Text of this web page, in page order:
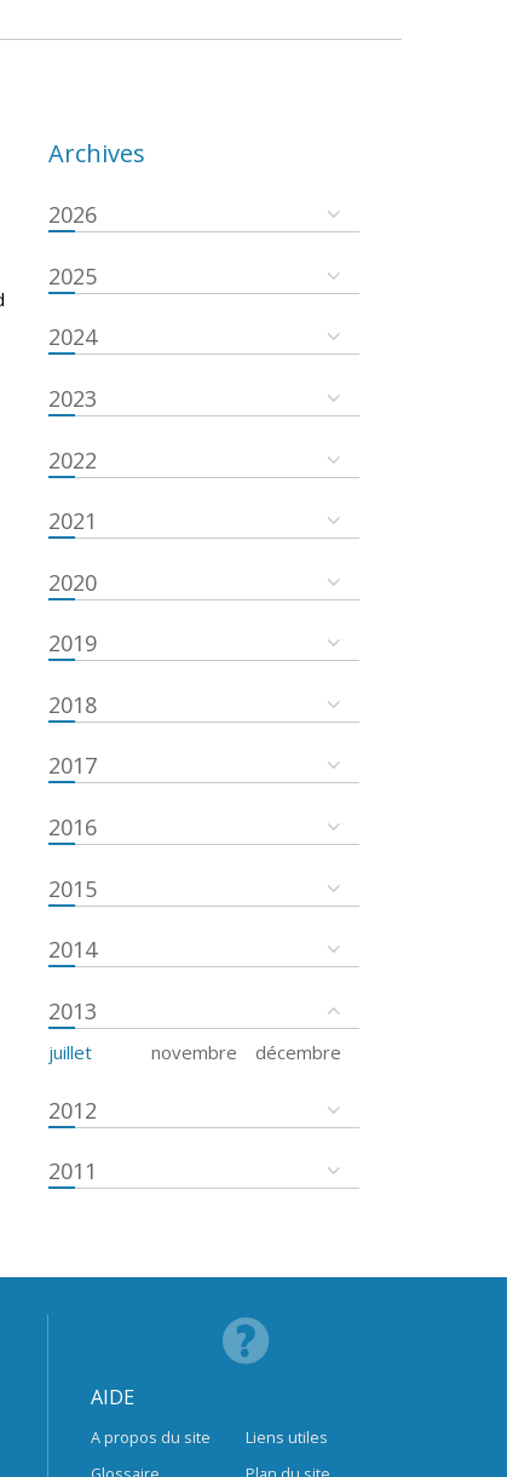
Archives
2026
2025
2024
2023
2022
2021
2020
2019
2018
2017
2016
2015
2014
2013
juillet novembre décembre
2012
2011
AIDE
A propos du site
Liens utiles